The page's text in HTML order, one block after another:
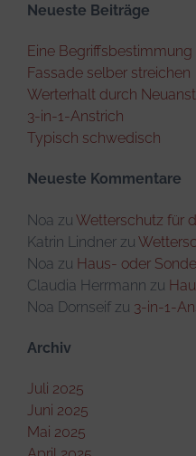
Neueste Beiträge
Eine Begriffsbestimmung
Fassade selber streichen
Werterhalt durch
3-in-1-Anstrich
Typisch schwedisch
Neueste Kommentare
Noa zu Wetterschutz für
Katrin Lindner zu
Noa zu Haus- oder
Claudia Herrmann zu
Noa Dornseif zu 3-in-1-
Archiv
Juli 2025
Juni 2025
Mai 2025